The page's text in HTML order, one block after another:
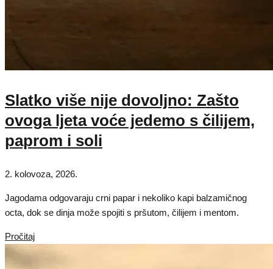
Slatko više nije dovoljno: Zašto
ovoga ljeta voće jedemo s čilijem,
paprom i soli
2. kolovoza, 2026.
Jagodama odgovaraju crni papar i nekoliko kapi balzamičnog
octa, dok se dinja može spojiti s pršutom, čilijem i mentom.
Pročitaj